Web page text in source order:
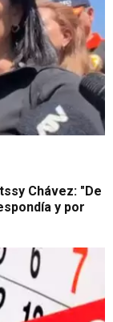
Chávez: "De
y por